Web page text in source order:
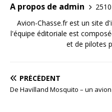
A propos de admin
Avion-Chasse.fr est un site
l'équipe éditoriale est
et de pilotes
PRÉCÉDENT
De Havilland Mosquito – un